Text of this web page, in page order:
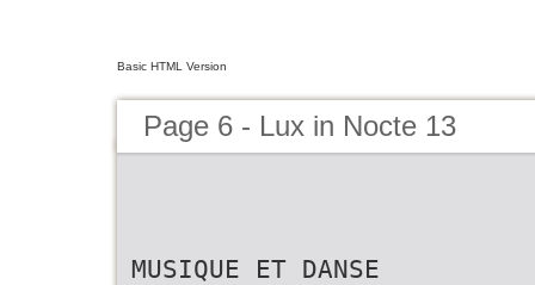
Basic HTML Version
Page 6 - Lux in Nocte 13
MUSIQUE ET DANSE